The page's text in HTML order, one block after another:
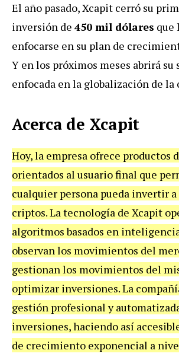
El año pasado, Xcapit cerró su
inversión de 450 mil dólares que
enfocarse en su plan de
Y en los próximos meses abrirá su
enfocada en la globalización de la
Acerca de Xcapit
Hoy, la empresa ofrece productos
orientados al usuario final que
cualquier persona pueda invertir a
criptos. La tecnología de Xcapit
algoritmos basados en
observan los movimientos del
gestionan los movimientos del
optimizar inversiones. La
gestión profesional y
inversiones, haciendo así
de crecimiento exponencial a